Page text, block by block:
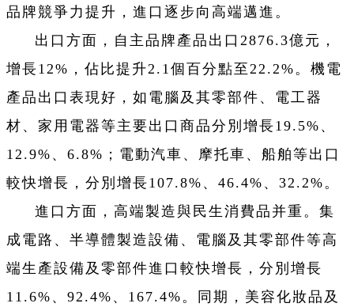
品牌競爭力提升，進口逐步向高端邁進。
出口方面，自主品牌產品出口2876.3億元，
增長12%，佔比提升2.1個百分點至22.2%。機電
產品出口表現好，如電腦及其零部件、電工器
材、家用電器等主要出口商品分別增長19.5%、
12.9%、6.8%；電動汽車、摩托車、船舶等出口
較快增長，分別增長107.8%、46.4%、32.2%。
進口方面，高端製造與民生消費品并重。集
成電路、半導體製造設備、電腦及其零部件等高
端生產設備及零部件進口較快增長，分別增長
11.6%、92.4%、167.4%。同期，美容化妝品及